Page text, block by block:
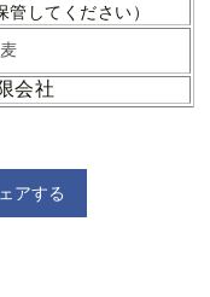
管してください）
会社
アする